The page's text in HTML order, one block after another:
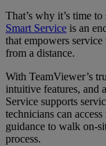
That’s why it’s time
Smart Service is an
that empowers
from a distance.
With TeamViewer’s
intuitive features, and
Service supports
technicians can
guidance to walk on-
process.